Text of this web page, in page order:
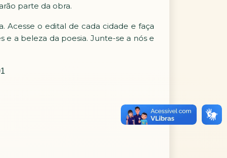
parte da obra.
Acesse o edital de cada cidade e faça
e a beleza da poesia. Junte-se a nós e